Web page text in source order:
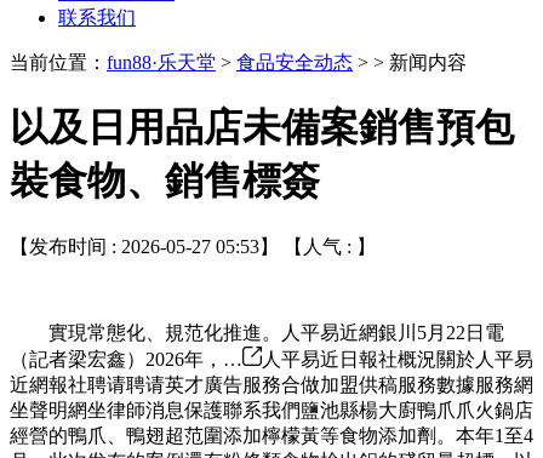
联系我们
当前位置： fun88·乐天堂 > 食品安全动态 > > 新闻内容
以及日用品店未備案銷售預包
裝食物、銷售標簽
【发布时间 : 2026-05-27 05:53】 【人气 : 】
實現常態化、規范化推進。人平易近網銀川5月22日電
（記者梁宏鑫）2026年，…
人平易近日報社概況關於人平易
近網報社聘请聘请英才廣告服務合做加盟供稿服務數據服務網
坐聲明網坐律師消息保護聯系我們鹽池縣楊大廚鴨爪爪火鍋店
經營的鴨爪、鴨翅超范圍添加檸檬黃等食物添加劑。本年1至4